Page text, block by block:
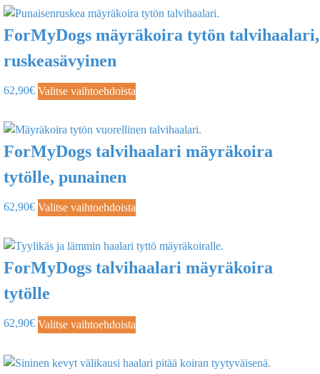
ForMyDogs mäyräkoira tytön talvihaalari,
ruskeasävyinen
62,90€ Valitse vaihtoehdoista
ForMyDogs talvihaalari mäyräkoira
tytölle, punainen
62,90€ Valitse vaihtoehdoista
ForMyDogs talvihaalari mäyräkoira
tytölle
62,90€ Valitse vaihtoehdoista